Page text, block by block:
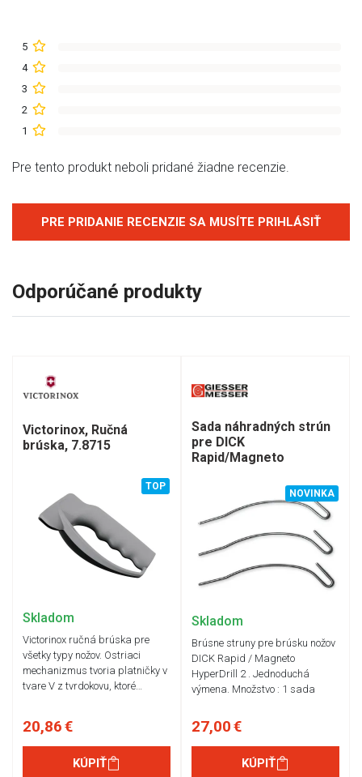
5
4
3
2
1
Pre tento produkt neboli pridané žiadne recenzie.
PRE PRIDANIE RECENZIE SA MUSÍTE PRIHLÁSIŤ
Odporúčané produkty
Victorinox, Ručná
brúska, 7.8715
TOP
Skladom
Victorinox ručná brúska pre
všetky typy nožov. Ostriaci
mechanizmus tvoria platničky v
tvare V z tvrdokovu, ktoré…
20,86 €
KÚPIŤ
Sada náhradných strún
pre DICK
Rapid/Magneto
NOVINKA
Skladom
Brúsne struny pre brúsku nožov
DICK Rapid / Magneto
HyperDrill 2 . Jednoduchá
výmena. Množstvo : 1 sada
27,00 €
KÚPIŤ